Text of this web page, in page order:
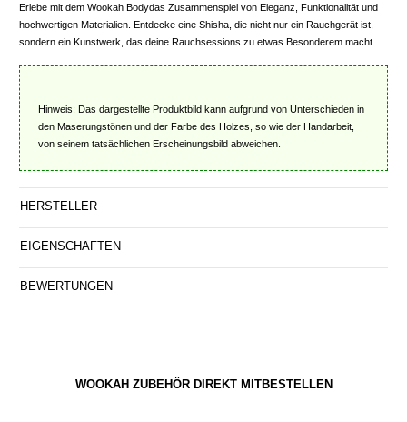
Erlebe mit dem Wookah Bodydas Zusammenspiel von Eleganz, Funktionalität und
hochwertigen Materialien. Entdecke eine Shisha, die nicht nur ein Rauchgerät ist,
sondern ein Kunstwerk, das deine Rauchsessions zu etwas Besonderem macht.
Hinweis: Das dargestellte Produktbild kann aufgrund von Unterschieden in
den Maserungstönen und der Farbe des Holzes, so wie der Handarbeit,
von seinem tatsächlichen Erscheinungsbild abweichen.
HERSTELLER
EIGENSCHAFTEN
BEWERTUNGEN
WOOKAH ZUBEHÖR DIREKT MITBESTELLEN